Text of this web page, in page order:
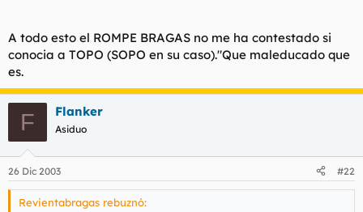
A todo esto el ROMPE BRAGAS no me ha contestado si
conocia a TOPO (SOPO en su caso)."Que maleducado que
es.
F Flanker
Asiduo
26 Dic 2003 #22
Revientabragas rebuznó: